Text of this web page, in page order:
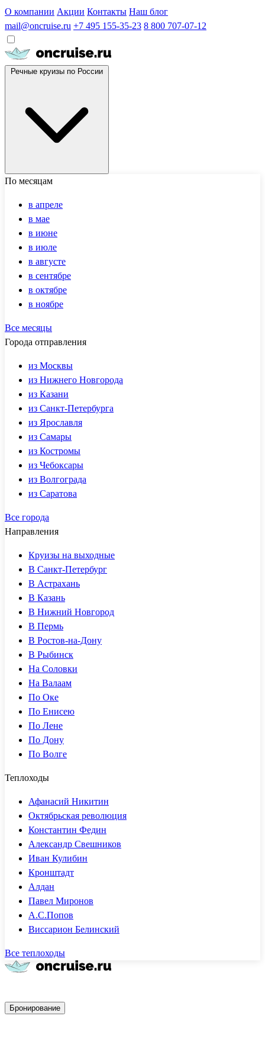
О компании Акции Контакты Наш блог
mail@oncruise.ru +7 495 155-35-23 8 800 707-07-12
По месяцам
в апреле
в мае
в июне
в июле
в августе
в сентябре
в октябре
в ноябре
Все месяцы
Города отправления
из Москвы
из Нижнего Новгорода
из Казани
из Санкт-Петербурга
из Ярославля
из Самары
из Костромы
из Чебоксары
из Волгограда
из Саратова
Все города
Направления
Круизы на выходные
В Санкт-Петербург
В Астрахань
В Казань
В Нижний Новгород
В Пермь
В Ростов-на-Дону
В Рыбинск
На Соловки
На Валаам
По Оке
По Енисею
По Лене
По Дону
По Волге
Теплоходы
Афанасий Никитин
Октябрьская революция
Константин Федин
Александр Свешников
Иван Кулибин
Кронштадт
Алдан
Павел Миронов
А.С.Попов
Виссарион Белинский
Все теплоходы
Бронирование